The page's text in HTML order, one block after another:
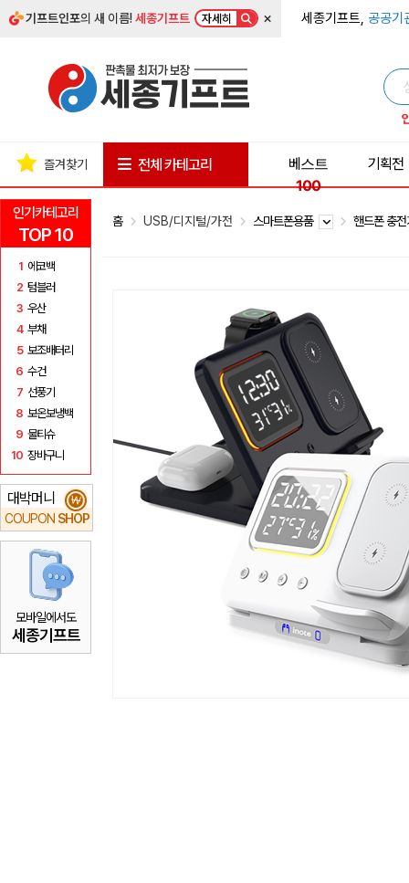
기프트인포의 새 이름!세종기프트 자세히 × 세종기프트, 공공기
인기카테고리
TOP 10
1 에코백
2 텀블러
3 우산
4 부채
5 보조배터리
6 수건
7 선풍기
8 보온보냉백
9 물티슈
10 장바구니
대박머니
COUPON SHOP
₩
모바일에서도
세종기프트
즐겨찾기 전체 카테고리
베스트
100
기획전
홈 USB/디지털/가전 스마트폰용품 핸드폰 충